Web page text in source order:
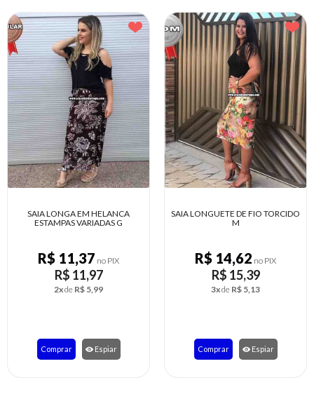
SAIA LONGA EM HELANCA
ESTAMPAS VARIADAS G
R$ 11,37 no PIX
R$ 11,97
2xde R$ 5,99
Comprar Espiar
SAIA LONGUETE DE FIO TORCIDO
M
R$ 14,62 no PIX
R$ 15,39
3xde R$ 5,13
Comprar Espiar